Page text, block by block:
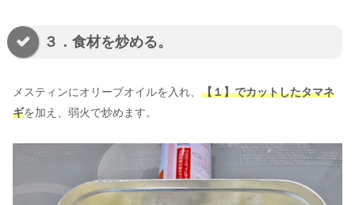
３．食材を炒める。
メスティンにオリーブオイルを入れ、 【１】でカットしたタマネ
ギを加え、弱火で炒めます。